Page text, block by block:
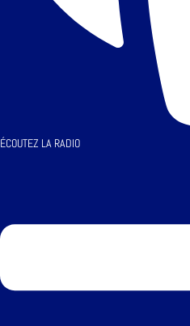
ÉCOUTEZ LA RADIO